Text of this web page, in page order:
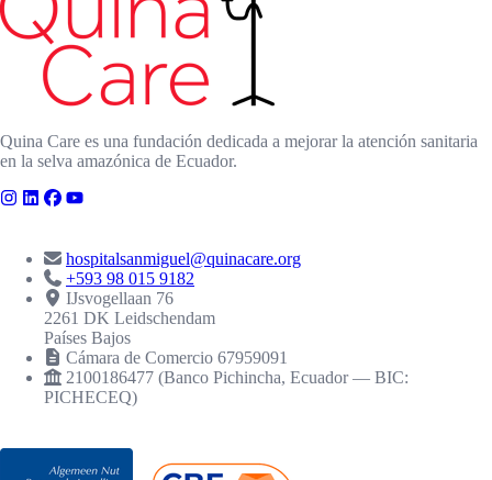
Quina Care es una fundación dedicada a mejorar la atención sanitaria
en la selva amazónica de Ecuador.
hospitalsanmiguel@quinacare.org
+593 98 015 9182
IJsvogellaan 76
2261 DK Leidschendam
Países Bajos
Cámara de Comercio 67959091
2100186477 (Banco Pichincha, Ecuador — BIC:
PICHECEQ)